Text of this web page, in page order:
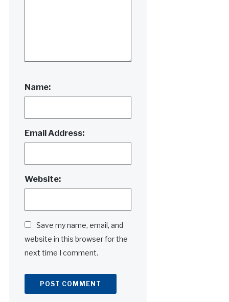
Name:
Email Address:
Website:
Save my name, email, and
website in this browser for the
next time I comment.